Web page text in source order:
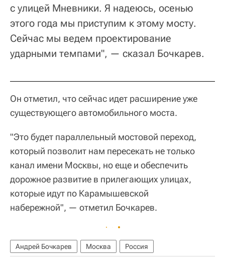
с улицей Мневники. Я надеюсь, осенью
этого года мы приступим к этому мосту.
Сейчас мы ведем проектирование
ударными темпами", — сказал Бочкарев.
Он отметил, что сейчас идет расширение уже
существующего автомобильного моста.
"Это будет параллельный мостовой переход,
который позволит нам пересекать не только
канал имени Москвы, но еще и обеспечить
дорожное развитие в прилегающих улицах,
которые идут по Карамышевской
набережной", — отметил Бочкарев.
Андрей Бочкарев Москва Россия